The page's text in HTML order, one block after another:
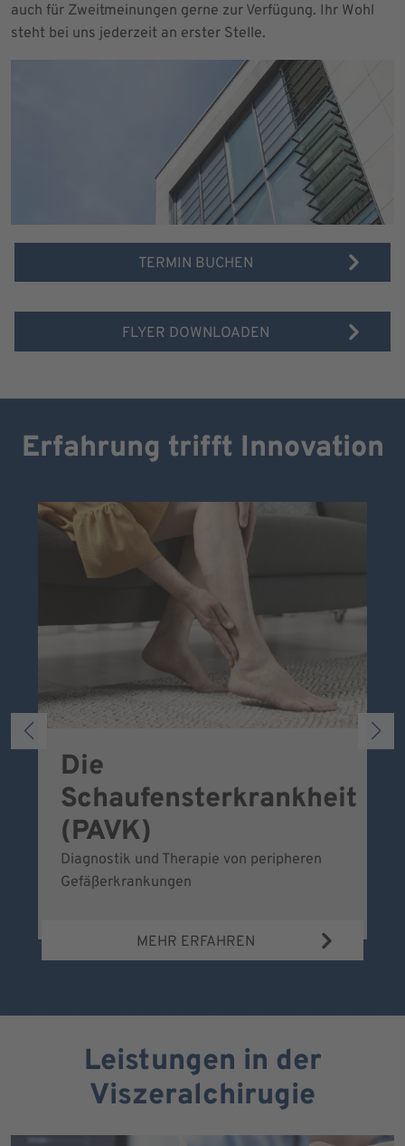
auch für Zweitmeinungen gerne zur Verfügung. Ihr Wohl
steht bei uns jederzeit an erster Stelle.
TERMIN BUCHEN
FLYER DOWNLOADEN
Erfahrung trifft Innovation
Die
Schaufensterkrankheit
(PAVK)
Diagnostik und Therapie von peripheren
Gefäßerkrankungen
MEHR ERFAHREN
Leistungen in der
Viszeralchirugie